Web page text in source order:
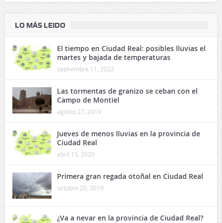
LO MÁS LEIDO
El tiempo en Ciudad Real: posibles lluvias el
martes y bajada de temperaturas
septiembre 11, 2022
Las tormentas de granizo se ceban con el
Campo de Montiel
agosto 27, 2019
Jueves de menos lluvias en la provincia de
Ciudad Real
abril 15, 2020
Primera gran regada otoñal en Ciudad Real
octubre 20, 2019
¿Va a nevar en la provincia de Ciudad Real?